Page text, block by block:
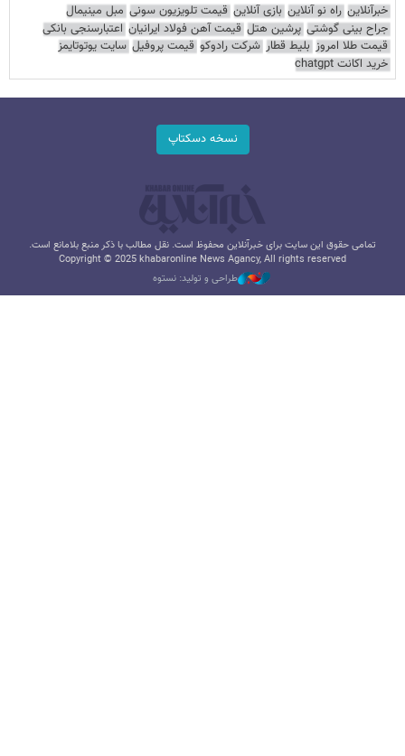
خبرآنلاین راه نو آنلاین بازی آنلاین قیمت تلویزیون سونی مبل مینیمال
جراح بینی گوشتی پرشین هتل قیمت آهن فولاد ایرانیان اعتبارسنجی بانکی
قیمت طلا امروز بلیط قطار شرکت رادوکو قیمت پروفیل سایت یوتوتایمز
خرید اکانت chatgpt
نسخه دسکتاپ
تمامی حقوق این سایت برای خبرآنلاین محفوظ است. نقل مطالب با ذکر منبع بلامانع است.
Copyright © 2025 khabaronline News Agancy, All rights reserved
طراحی و تولید: نستوه